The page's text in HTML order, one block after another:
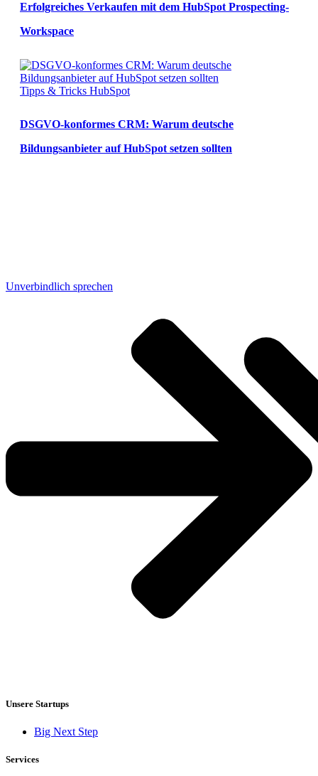
Erfolgreiches Verkaufen mit dem HubSpot Prospecting-
Workspace
Tipps & Tricks HubSpot
DSGVO-konformes CRM: Warum deutsche
Bildungsanbieter auf HubSpot setzen sollten
Unverbindlich sprechen
Unsere Startups
Big Next Step
Services